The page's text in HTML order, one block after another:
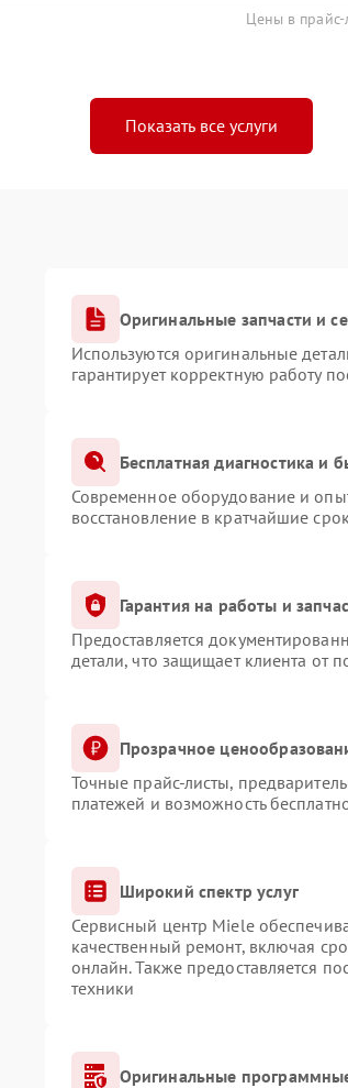
Цены в прайс-
Показать все услуги
Оригинальные запчасти и
Используются оригинальные
гарантирует корректную работу
Бесплатная диагностика и
Современное оборудование и
восстановление в кратчайшие
Гарантия на работы и
Предоставляется
детали, что защищает клиента от
Прозрачное
Точные прайс-листы,
платежей и возможность
Широкий спектр услуг
Сервисный центр Miele
качественный ремонт, включая
онлайн. Также предоставляется
техники
Оригинальные